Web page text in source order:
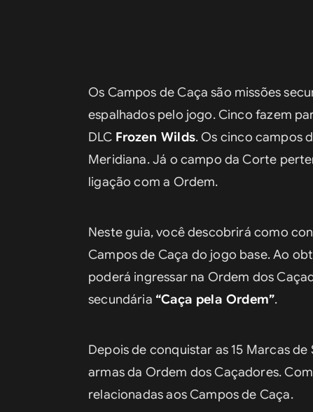
Os Campos de Caça são missões
espalhados pelo jogo. Cinco fazem
DLC Frozen Wilds. Os cinco campos
Meridiana. Já o campo da Corte
ligação com a Ordem.
Neste guia, você descobrirá como
Campos de Caça do jogo base. Ao
poderá ingressar na Ordem dos
secundária “Caça pela Ordem”.
Depois de conquistar as 15 Marcas
armas da Ordem dos Caçadores.
relacionadas aos Campos de Caça.